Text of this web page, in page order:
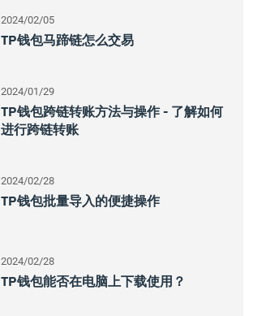
2024/02/05
TP钱包马蹄链怎么交易
2024/01/29
TP钱包跨链转账方法与操作 - 了解如何
进行跨链转账
2024/02/28
TP钱包批量导入的便捷操作
2024/02/28
TP钱包能否在电脑上下载使用？